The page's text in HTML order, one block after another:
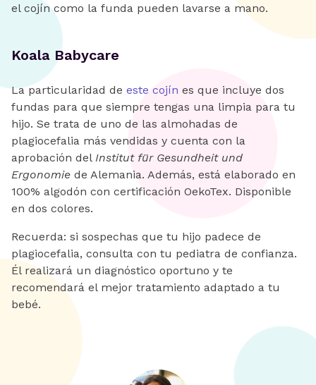
el cojín como la funda pueden lavarse a mano.
Koala Babycare
La particularidad de este cojín es que incluye dos
fundas para que siempre tengas una limpia para tu
hijo. Se trata de uno de las almohadas de
plagiocefalia más vendidas y cuenta con la
aprobación del Institut für Gesundheit und
Ergonomie de Alemania. Además, está elaborado en
100% algodón con certificación OekoTex. Disponible
en dos colores.
Recuerda: si sospechas que tu hijo padece de
plagiocefalia, consulta con tu pediatra de confianza.
Él realizará un diagnóstico oportuno y te
recomendará el mejor tratamiento adaptado a tu
bebé.